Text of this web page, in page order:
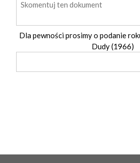
Dla pewności prosimy o podanie
Dudy (1966)